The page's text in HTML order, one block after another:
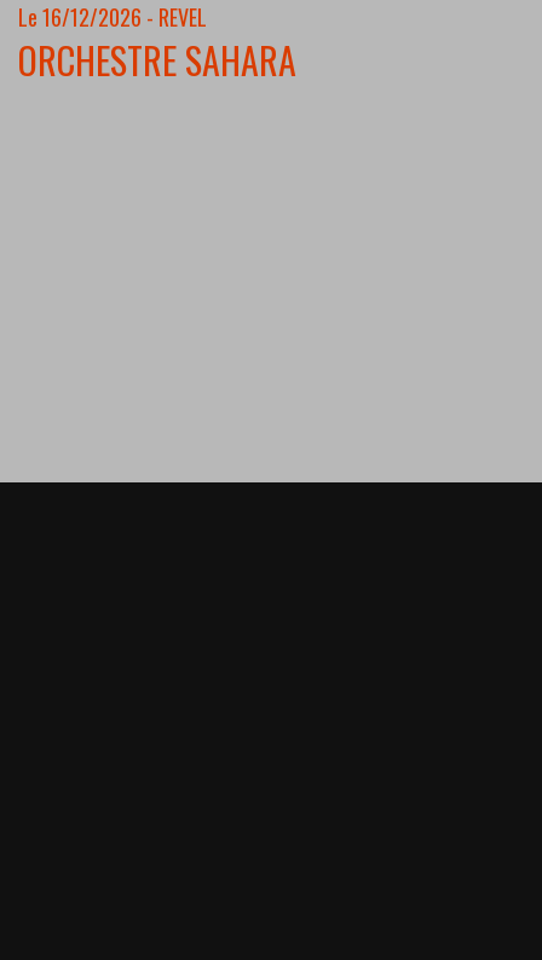
Le 16/12/2026 - REVEL
ORCHESTRE SAHARA